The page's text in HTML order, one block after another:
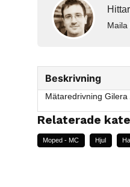
Maila
Beskrivning
Mätaredrivning
Relaterade
Moped - MC Hjul